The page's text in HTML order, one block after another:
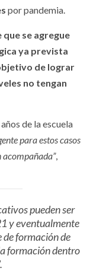
por pandemia.
se agregue
ya prevista
de lograr
no tengan
de la escuela
para estos casos
,
pueden ser
y eventualmente
formación de
formación dentro